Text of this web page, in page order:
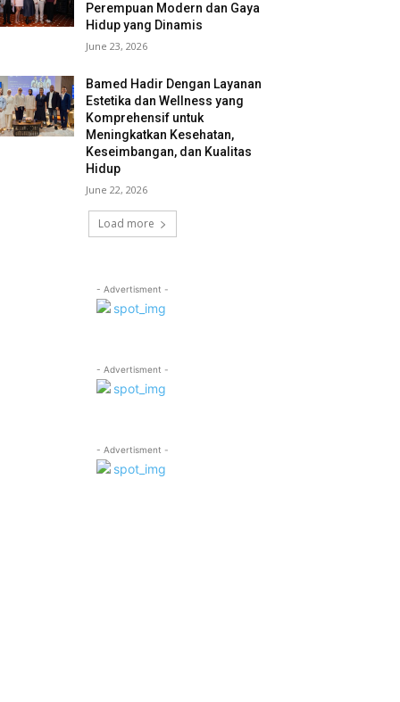
Perempuan Modern dan Gaya
Hidup yang Dinamis
June 23, 2026
Bamed Hadir Dengan Layanan
Estetika dan Wellness yang
Komprehensif untuk
Meningkatkan Kesehatan,
Keseimbangan, dan Kualitas
Hidup
June 22, 2026
Load more
- Advertisment -
- Advertisment -
- Advertisment -